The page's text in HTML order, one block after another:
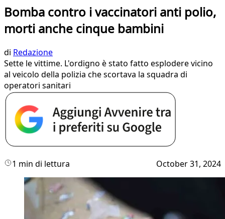
Bomba contro i vaccinatori anti polio,
morti anche cinque bambini
di Redazione
Sette le vittime. L'ordigno è stato fatto esplodere vicino
al veicolo della polizia che scortava la squadra di
operatori sanitari
1 min di lettura October 31, 2024